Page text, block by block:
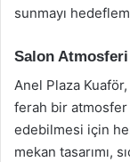
sunmayı
Salon Atmosferi
Anel Plaza
ferah bir
edebilmesi için
mekan tasarımı,